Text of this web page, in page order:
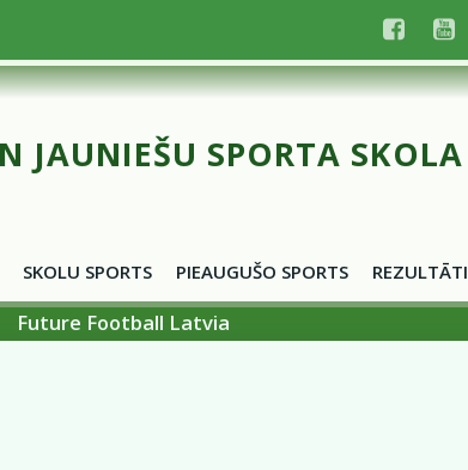
JAUNIEŠU SPORTA SKOLA
SKOLU SPORTS PIEAUGUŠO SPORTS REZULTĀTI
Future Football Latvia